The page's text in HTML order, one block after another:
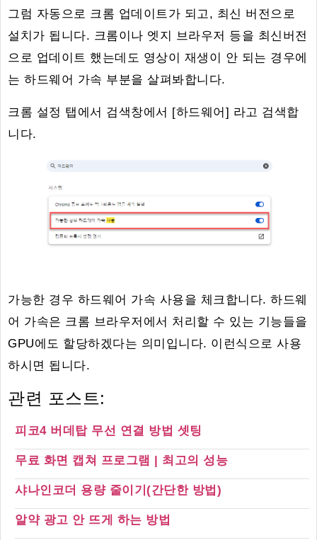
그럼 자동으로 크롬 업데이트가 되고, 최신 버전으로
설치가 됩니다. 크롬이나 엣지 브라우저 등을 최신버전
으로 업데이트 했는데도 영상이 재생이 안 되는 경우에
는 하드웨어 가속 부분을 살펴봐합니다.
크롬 설정 탭에서 검색창에서 [하드웨어] 라고 검색합
니다.
가능한 경우 하드웨어 가속 사용을 체크합니다. 하드웨
어 가속은 크롬 브라우저에서 처리할 수 있는 기능들을
GPU에도 할당하겠다는 의미입니다. 이런식으로 사용
하시면 됩니다.
관련 포스트:
피코4 버데탑 무선 연결 방법 셋팅
무료 화면 캡쳐 프로그램 | 최고의 성능
샤나인코더 용량 줄이기(간단한 방법)
알약 광고 안 뜨게 하는 방법